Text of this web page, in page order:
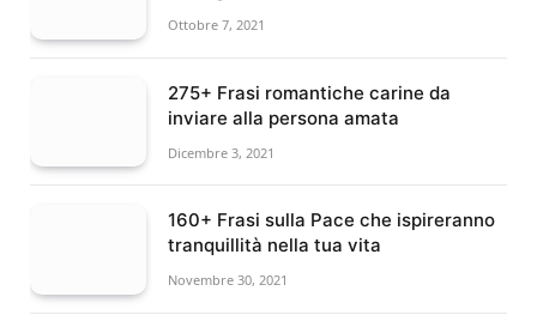
Ottobre 7, 2021
275+ Frasi romantiche carine da
inviare alla persona amata
Dicembre 3, 2021
160+ Frasi sulla Pace che ispireranno
tranquillità nella tua vita
Novembre 30, 2021